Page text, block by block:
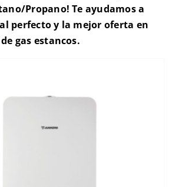
Propano! Te ayudamos a
perfecto y la mejor oferta en
gas estancos.